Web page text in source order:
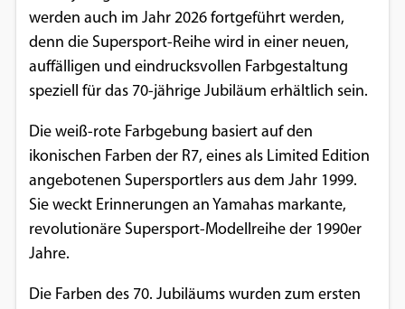
werden auch im Jahr 2026 fortgeführt werden,
denn die Supersport-Reihe wird in einer neuen,
auffälligen und eindrucksvollen Farbgestaltung
speziell für das 70-jährige Jubiläum erhältlich sein.
Die weiß-rote Farbgebung basiert auf den
ikonischen Farben der R7, eines als Limited Edition
angebotenen Supersportlers aus dem Jahr 1999.
Sie weckt Erinnerungen an Yamahas markante,
revolutionäre Supersport-Modellreihe der 1990er
Jahre.
Die Farben des 70. Jubiläums wurden zum ersten
einwandfreie Funktion der Website
Einverständnis-Cookie
cookie_consent
Zweck:
Dieser Cookie speichert die ausgewählten
Einverständnis-Optionen des Benutzers